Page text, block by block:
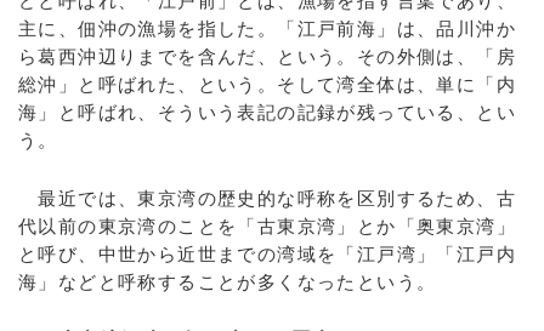
主に、佃沖の漁場を指した。「江戸前海」は、品川沖か
ら葛西沖辺りまでを含んだ、という。その外側は、「房
総沖」と呼ばれた、という。そして湾全体は、単に「内
海」と呼ばれ、そういう表記の記録が残っている、とい
う。
最近では、東京湾の歴史的な呼称を区別するため、古
代以前の東京湾のことを「古東京湾」とか「奥東京湾」
と呼び、中世から近世までの湾域を「江戸湾」「江戸内
海」などと呼称することが多くなったという。